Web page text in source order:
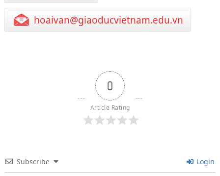
hoaivan@giaoducvietnam.edu.vn
0
Article Rating
Subscribe Login